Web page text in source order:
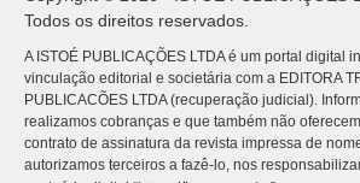
Todos os direitos reservados.
A ISTOÉ PUBLICAÇÕES LTDA é um portal digital
vinculação editorial e societária com a EDITORA
PUBLICACÕES LTDA (recuperação judicial).
realizamos cobranças e que também não
contrato de assinatura da revista impressa de
autorizamos terceiros a fazê-lo, nos